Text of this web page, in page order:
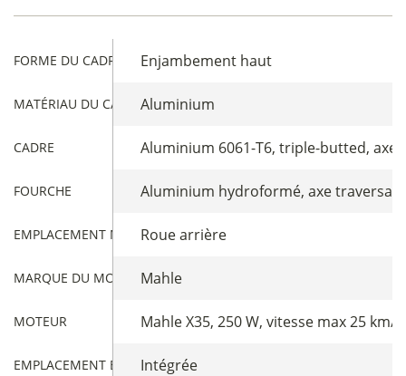
FORME DU CADRE Enjambement haut
MATÉRIAU DU CADREAluminium
CADRE Aluminium 6061-T6, triple-butted, axe
FOURCHE Aluminium hydroformé, axe
EMPLACEMENT MOTEURRoue arrière
MARQUE DU MOTEURMahle
MOTEUR Mahle X35, 250 W, vitesse max 25 km/
EMPLACEMENT BATTERIEIntégrée